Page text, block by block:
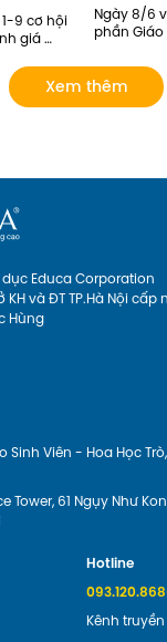
9 cơ hội
giá
toàn
đăng ký
Ngày 8/6
phần
Giao đã
quan
phía nhà
Edupia
Xem thêm
Educa Corporation
KH và ĐT TP.Hà Nội
Hùng
Sinh Viên - Hoa Học
Tower, 61 Ngụy Như
Hotline
Kênh